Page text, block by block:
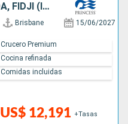
AUSTRALIA, NUEVA ZELANDA, FIDJI (ISLAS), SAMOA, FRANCIA, ESTADOS UNIDOS, CANADÁ, JAPÓN, TAIWÁN, CHINA, VIETNAM, SINGAPUR, INDONESIA
Brisbane 15/06/2027
US$ 12,191 +Tasas
Crucero Premium
Cocina refinada
Comidas incluidas